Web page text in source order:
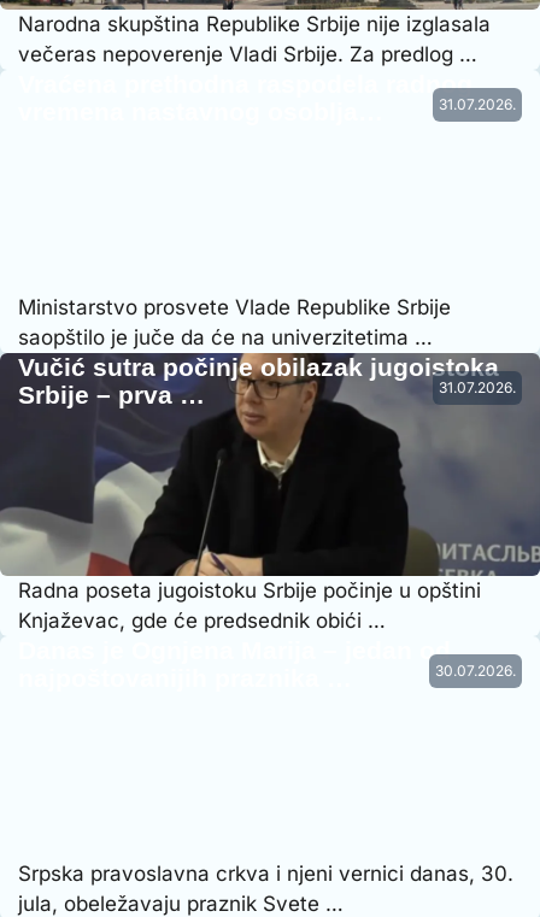
Narodna skupština Republike Srbije nije izglasala
večeras nepoverenje Vladi Srbije. Za predlog …
31.07.2026.
Vraćena prethodna raspodela radnog
Ministarstvo prosvete Vlade Republike Srbije
saopštilo je juče da će na univerzitetima …
31.07.2026.
Vučić sutra počinje obilazak jugoistoka
Srbije – prva …
Radna poseta jugoistoku Srbije počinje u opštini
Knjaževac, gde će predsednik obići …
30.07.2026.
Danas je Ognjena Marija – jedan od
Srpska pravoslavna crkva i njeni vernici danas, 30.
jula, obeležavaju praznik Svete …